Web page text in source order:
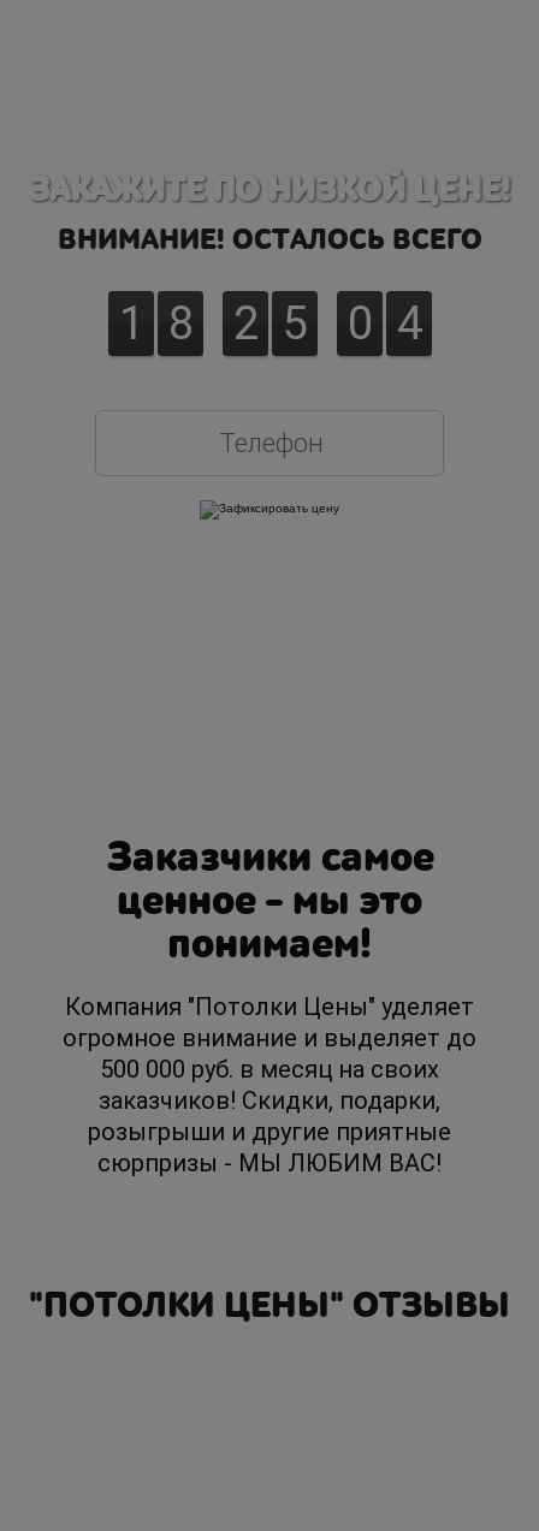
ЗАКАЖИТЕ ПО НИЗКОЙ ЦЕНЕ!
ВНИМАНИЕ! ОСТАЛОСЬ ВСЕГО
1 8 2 5 0 3
Заказчики самое
ценное - мы это
понимаем!
Компания "Потолки Цены" уделяет
огромное внимание и выделяет до
500 000 руб. в месяц на своих
заказчиков! Скидки, подарки,
розыгрыши и другие приятные
сюрпризы - МЫ ЛЮБИМ ВАС!
"ПОТОЛКИ ЦЕНЫ" ОТЗЫВЫ